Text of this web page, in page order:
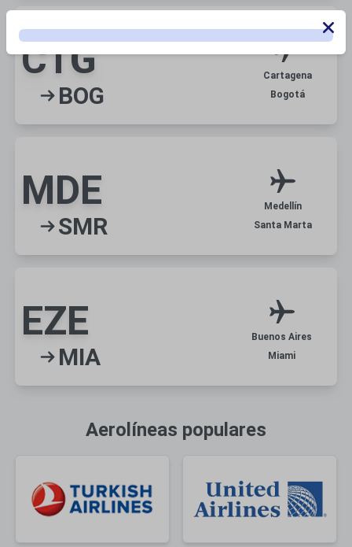
CTG
BOG
Cartagena
Bogotá
MDE
SMR
Medellín
Santa Marta
EZE
MIA
Buenos Aires
Miami
Aerolíneas populares